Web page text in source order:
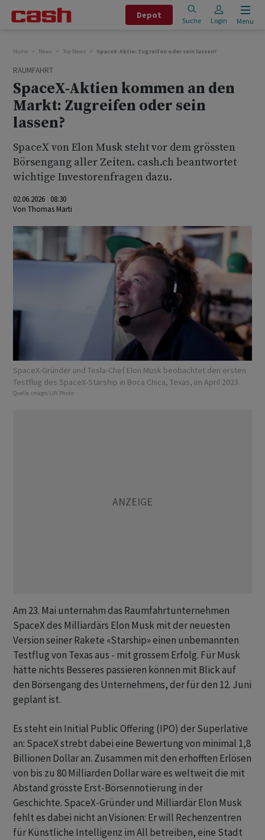
Depot
Suche Login Menu
Home News Top News SpaceX-Aktie: Zugreifen oder sein lassen?
RAUMFAHRT
SpaceX-Aktien kommen an den
Markt: Zugreifen oder sein
lassen?
SpaceX von Elon Musk steht vor dem grössten
Börsengang aller Zeiten. cash.ch beantwortet
wichtige Investorenfragen dazu.
02.06.2026 08:30
Von Thomas Marti
SpaceX-Gründer und Tesla-Chef Elon Musk beobachtet den ersten
Testflug des SpaceX-Starship in Boca Chica, Texas, im April 2023.
Quelle: imago/UPI Photo
Am 23. Mai unternahm das Raumfahrtunternehmen
SpaceX des Milliardärs Elon Musk mit der neuesten
Version seiner Rakete «Starship» einen unbemannten
Testflug ‌von ⁠Texas aus - mit grossem Erfolg. Für Musk
hätte nichts Besseres passieren können mit Blick auf
den Börsengang des Unternehmens, der für den 12. Juni
geplant ist.
Es steht ein Initial Public Offering (IPO) der Superlative
an: SpaceX strebt dabei eine Bewertung von minimal 1,8
Billionen Dollar an. Zusammen mit den erhofften Erlösen
von bis zu 80 Milliarden Dollar wäre es weltweit die mit
Abstand grösste Erst-Börsennotierung in der
Geschichte. SpaceX-Gründer und Milliardär Elon Musk
fehlt es dabei nicht an Visionen: Er will Rechenzentren
für Künstliche Intelligenz im All betreiben, eine Stadt